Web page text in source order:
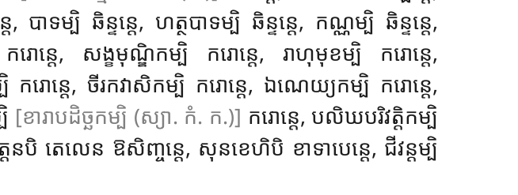
បាទម្បិ ឆិន្ទន្តេ, ហត្ថបាទម្បិ ឆិន្ទន្តេ, កណ្ណម្បិ ឆិន្ទន្តេ,
ន្តេ, សង្ខមុណ្ឌិកម្បិ ករោន្តេ, រាហុមុខម្បិ ករោន្តេ,
ករោន្តេ, ចីរកវាសិកម្បិ ករោន្តេ, ឯណេយ្យកម្បិ ករោន្តេ,
[ខារាបដិច្ឆកម្បិ (ស្យា. កំ. ក.)] ករោន្តេ, បលិឃបរិវត្តិកម្បិ
តេនបិ តេលេន ឱសិញ្ចន្តេ, សុនខេហិបិ ខាទាបេន្តេ, ជីវន្តម្បិ